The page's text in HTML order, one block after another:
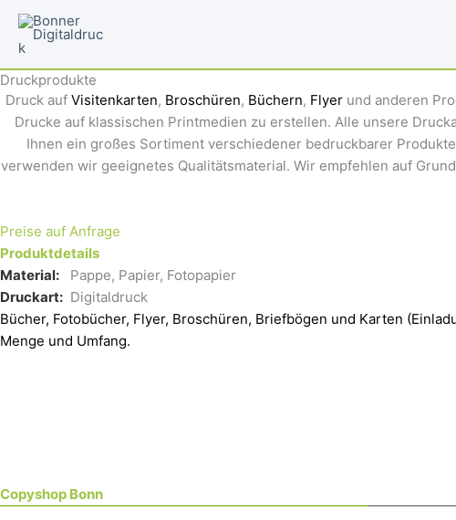
Zum
Inhalt
springen
Druckprodukte
Druck auf Visitenkarten, Broschüren, Büchern, Flyerund anderen
Drucke auf klassischen Printmedien zu erstellen. Alle unsere
Ihnen ein großes Sortiment verschiedener bedruckbarer
verwenden wir geeignetes Qualitätsmaterial. Wir empfehlen auf
Preise auf Anfrage
Produktdetails
Material: Pappe, Papier, Fotopapier
Druckart: Digitaldruck
Bücher, Fotobücher, Flyer, Broschüren, Briefbögen und Karten
Menge und Umfang.
Copyshop Bonn